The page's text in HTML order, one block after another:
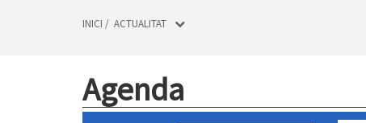
INICI / ACTUALITAT
Agenda